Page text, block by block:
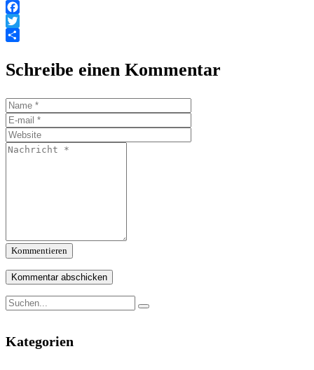
Facebook
Twitter
Schreibe einen Kommentar
Kommentieren
Kategorien